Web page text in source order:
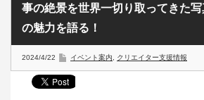
事の絶景を世界一切り取ってきた
の魅力を語る！
2024/4/22 イベント案内 クリエイター支援情報